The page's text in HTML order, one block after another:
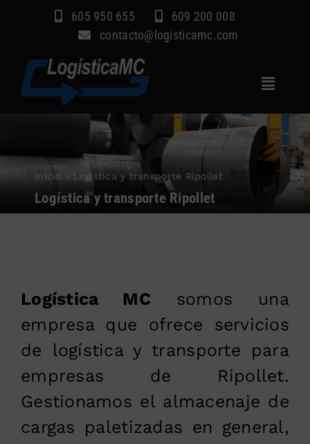
605 950 655
609 200 008
contacto@logisticamc.com
Toggle
Sectores
Empresa
Inicio » Logística y transporte Ripollet
Logística y transporte Ripollet
Logística MC somos una
empresa que ofrece servicios
de logística y transporte para
empresas de Ripollet.
Gestionamos el almacenaje de
cargas paletizadas en general,